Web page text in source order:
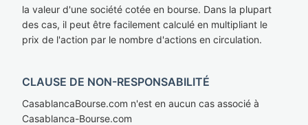
la valeur d'une société cotée en bourse. Dans la plupart
des cas, il peut être facilement calculé en multipliant le
prix de l'action par le nombre d'actions en circulation.
CLAUSE DE NON-RESPONSABILITÉ
CasablancaBourse.com n'est en aucun cas associé à
Casablanca-Bourse.com